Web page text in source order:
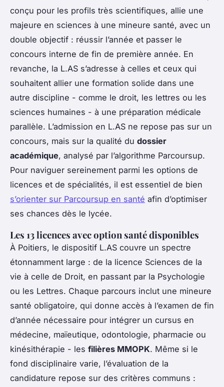
conçu pour les profils très scientifiques, allie une
majeure en sciences à une mineure santé, avec un
double objectif : réussir l’année et passer le
concours interne de fin de première année. En
revanche, la L.AS s’adresse à celles et ceux qui
souhaitent allier une formation solide dans une
autre discipline - comme le droit, les lettres ou les
sciences humaines - à une préparation médicale
parallèle. L’admission en L.AS ne repose pas sur un
concours, mais sur la qualité du dossier
académique, analysé par l’algorithme Parcoursup.
Pour naviguer sereinement parmi les options de
licences et de spécialités, il est essentiel de bien
s’orienter sur Parcoursup en santé afin d’optimiser
ses chances dès le lycée.
Les 13 licences avec option santé disponibles
À Poitiers, le dispositif L.AS couvre un spectre
étonnamment large : de la licence Sciences de la
vie à celle de Droit, en passant par la Psychologie
ou les Lettres. Chaque parcours inclut une mineure
santé obligatoire, qui donne accès à l’examen de fin
d’année nécessaire pour intégrer un cursus en
médecine, maïeutique, odontologie, pharmacie ou
kinésithérapie - les filières MMOPK. Même si le
fond disciplinaire varie, l’évaluation de la
candidature repose sur des critères communs :